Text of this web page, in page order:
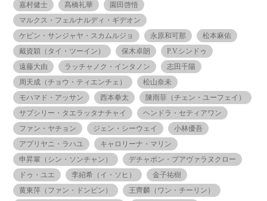
嘉村健士
髙橋礼華
園田啓悟
マルクス・フェルナルディ・ギデオン
ケビン・サンジャヤ・スカムルジョ
永原和可那
松本麻佑
戴資穎（タイ・ツーイン）
保木卓朗
P.V.シンドゥ
遠藤大由
ラッチャノク・インタノン
志田千陽
周天成（チョウ・ティエンチェ）
松山奈未
モハマド・アッサン
西本拳太
陳雨菲（チェン・ユーフェイ）
サプシリー・タエラッタナチャイ
ヘンドラ・セティアワン
ファン・ヤチョン
ジェン・シーウェイ
小林優吾
アプリヤニ・ラハユ
キャロリーナ・マリン
申昇輩（シン・ソンチャン）
デチャポン・プアヴァラヌクロー
ドゥ・ユエ
李紹希（イ・ソヒ）
金子祐樹
黄東萍（ファン・ドンピン）
王齊麟（ワン・チーリン）